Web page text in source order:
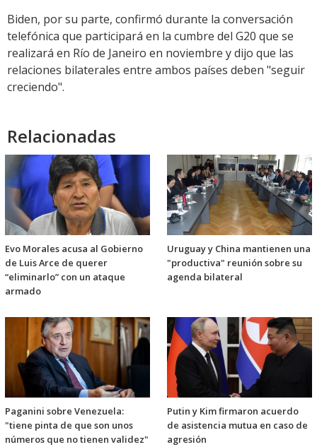
Biden, por su parte, confirmó durante la conversación
telefónica que participará en la cumbre del G20 que se
realizará en Río de Janeiro en noviembre y dijo que las
relaciones bilaterales entre ambos países deben "seguir
creciendo".
Relacionadas
Evo Morales acusa al Gobierno
de Luis Arce de querer
“eliminarlo” con un ataque
armado
Uruguay y China mantienen una
"productiva" reunión sobre su
agenda bilateral
Paganini sobre Venezuela:
"tiene pinta de que son unos
números que no tienen validez"
Putin y Kim firmaron acuerdo
de asistencia mutua en caso de
agresión